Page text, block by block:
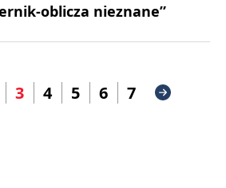
oblicza nieznane”
3 4 5 6 7